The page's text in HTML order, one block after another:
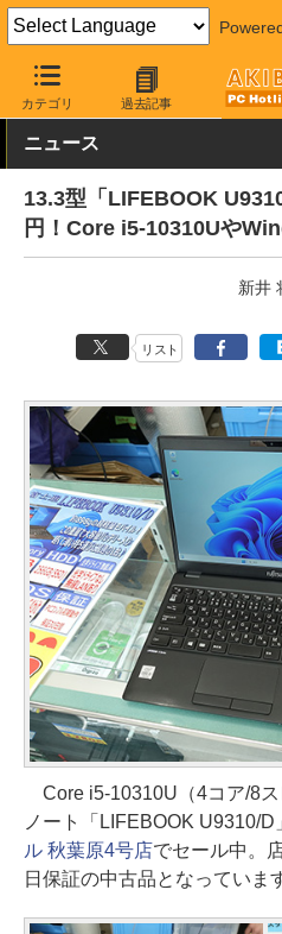
カテゴリ 過去記事
AKIBA PC Hotline! 秋葉原情報
ニュース
13.3型「LIFEBOOK
円！Core i5-10310Uや
新井
リスト
Core i5-10310U（4コア/8
ノート「LIFEBOOK U9310/D
ル 秋葉原4号店でセール中。
日保証の中古品となっていま